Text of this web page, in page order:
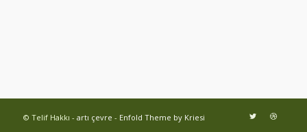
© Telif Hakkı - artı çevre - Enfold Theme by Kriesi